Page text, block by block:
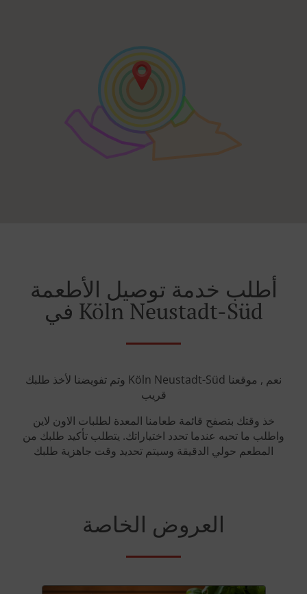
أطلب خدمة توصيل الأطعمة
في Köln Neustadt-Süd
وتم تفويضنا لأخذ طلبك Köln Neustadt-Süd نعم , موقعنا
قريب
خذ وقتك بتصفح قائمة طعامنا المعدة لطلبات الاون لاين
واطلب ما تحبه عندما تحدد اختياراتك. يتطلب تأكيد طلبك من
المطعم حولي الدقيقة وسيتم تحديد وقت جاهزية طلبك
العروض الخاصة